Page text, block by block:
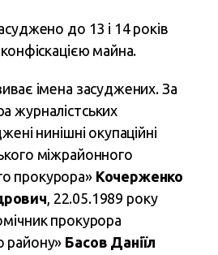
до 13 і 14 років
майна.
імена засуджених. За
журналістських
нинішні окупаційні
міжрайонного
прокурора» Кочерженко
, 22.05.1989 року
прокурора
району» Басов Даніїл